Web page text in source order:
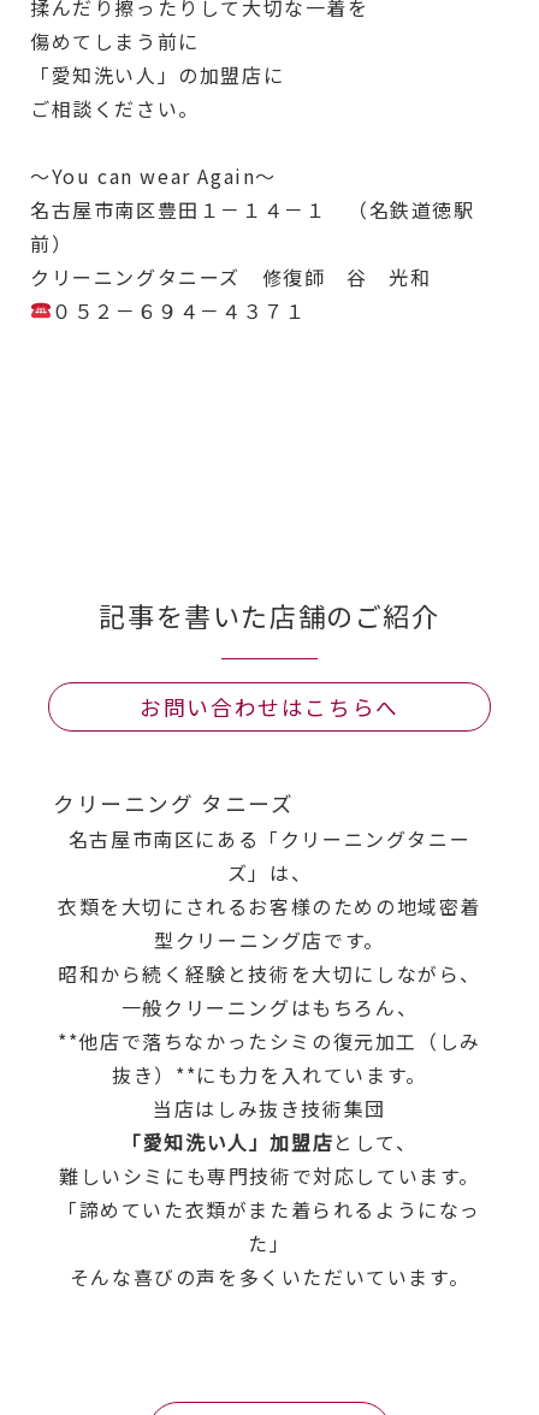
揉んだり擦ったりして大切な一着を
傷めてしまう前に
「愛知洗い人」の加盟店に
ご相談ください。
～You can wear Again～
名古屋市南区豊田１－１４－１ （名鉄道徳駅
前）
クリーニングタニーズ 修復師 谷 光和
０５２－６９４－４３７１
記事を書いた店舗のご紹介
お問い合わせはこちらへ
クリーニング タニーズ
名古屋市南区にある「クリーニングタニー
ズ」は、
衣類を大切にされるお客様のための地域密着
型クリーニング店です。
昭和から続く経験と技術を大切にしながら、
一般クリーニングはもちろん、
**他店で落ちなかったシミの復元加工（しみ
抜き）**にも力を入れています。
当店はしみ抜き技術集団
「愛知洗い人」加盟店として、
難しいシミにも専門技術で対応しています。
「諦めていた衣類がまた着られるようになっ
た」
そんな喜びの声を多くいただいています。